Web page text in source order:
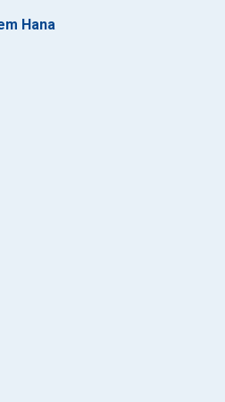
Hana